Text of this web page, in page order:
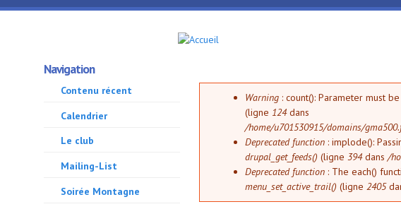
Aller au contenu principal
GMA
500
Navigation
Contenu récent
Calendrier
Le club
Mailing-List
Soirée Montagne
Message d'erreur
Warning : count(): Parameter must
(ligne 124dans
/home/u701530915/domains/
Deprecated function : implode():
drupal_get_feeds() (ligne 394dans /
Deprecated function : The each()
menu_set_active_trail() (ligne 2405